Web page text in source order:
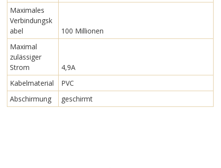
Maximales
Verbindungsk
abel
100 Millionen
Maximal
zulässiger
Strom
4,9A
Kabelmaterial
PVC
Abschirmung
geschirmt